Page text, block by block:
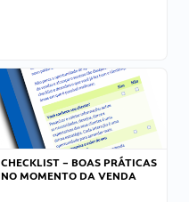
CHECKLIST – BOAS PRÁTICAS
NO MOMENTO DA VENDA